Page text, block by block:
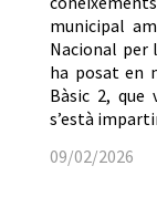
municipal
Nacional per
ha posat en
Bàsic 2,
s’està
09/02/2026